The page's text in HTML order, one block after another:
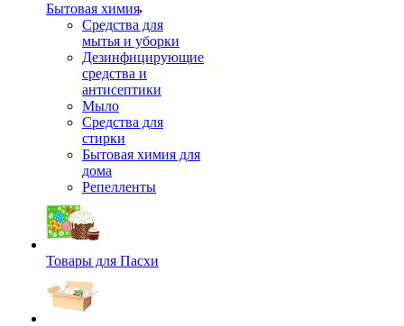
Бытовая химия
Средства для
мытья и уборки
Дезинфицирующие
средства и
антисептики
Мыло
Средства для
стирки
Бытовая химия для
дома
Репелленты
Товары для Пасхи